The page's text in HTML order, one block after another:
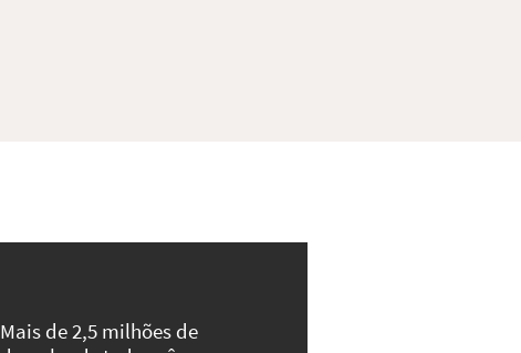
Mais de 2,5 milhões de